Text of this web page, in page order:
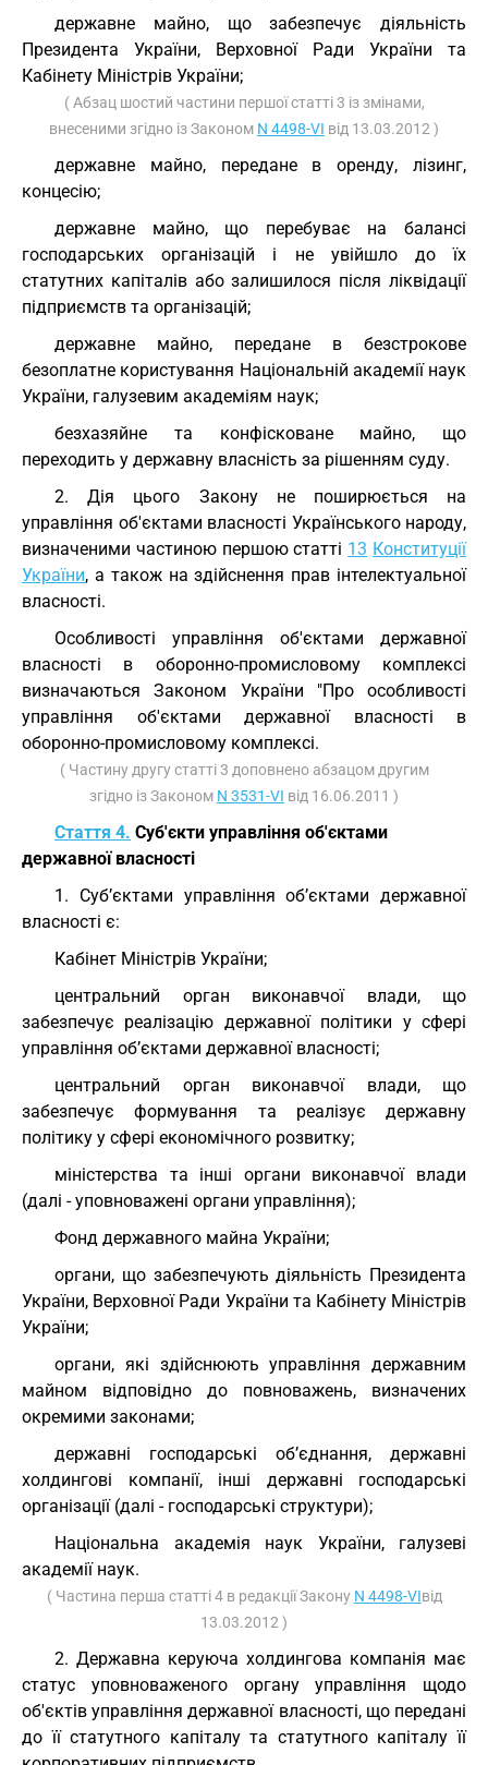
державне майно, що забезпечує діяльність
Президента України, Верховної Ради України та
Кабінету Міністрів України;
( Абзац шостий частини першої статті 3 із змінами,
внесеними згідно із Законом N 4498-VI від 13.03.2012 )
державне майно, передане в оренду, лізинг,
концесію;
державне майно, що перебуває на балансі
господарських організацій і не увійшло до їх
статутних капіталів або залишилося після ліквідації
підприємств та організацій;
державне майно, передане в безстрокове
безоплатне користування Національній академії наук
України, галузевим академіям наук;
безхазяйне та конфісковане майно, що
переходить у державну власність за рішенням суду.
2. Дія цього Закону не поширюється на
управління об'єктами власності Українського народу,
визначеними частиною першою статті 13 Конституції
України, а також на здійснення прав інтелектуальної
власності.
Особливості управління об'єктами державної
власності в оборонно-промисловому комплексі
визначаються Законом України "Про особливості
управління об'єктами державної власності в
оборонно-промисловому комплексі.
( Частину другу статті 3 доповнено абзацом другим
згідно із Законом N 3531-VI від 16.06.2011 )
Стаття 4. Суб'єкти управління об'єктами
державної власності
1. Суб’єктами управління об’єктами державної
власності є:
Кабінет Міністрів України;
центральний орган виконавчої влади, що
забезпечує реалізацію державної політики у сфері
управління об’єктами державної власності;
центральний орган виконавчої влади, що
забезпечує формування та реалізує державну
політику у сфері економічного розвитку;
міністерства та інші органи виконавчої влади
(далі - уповноважені органи управління);
Фонд державного майна України;
органи, що забезпечують діяльність Президента
України, Верховної Ради України та Кабінету Міністрів
України;
органи, які здійснюють управління державним
майном відповідно до повноважень, визначених
окремими законами;
державні господарські об’єднання, державні
холдингові компанії, інші державні господарські
організації (далі - господарські структури);
Національна академія наук України, галузеві
академії наук.
( Частина перша статті 4 в редакції Закону N 4498-VIвід
13.03.2012 )
2. Державна керуюча холдингова компанія має
статус уповноваженого органу управління щодо
об'єктів управління державної власності, що передані
до її статутного капіталу та статутного капіталу її